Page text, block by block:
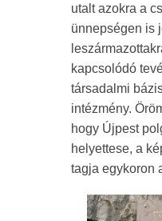
utalt azokra a
ünnepségen is
kapcsolódó
társadalmi
intézmény.
hogy Újpest
helyettese, a
tagja egykoron